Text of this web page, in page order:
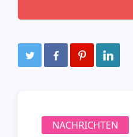
NACHRICHTEN